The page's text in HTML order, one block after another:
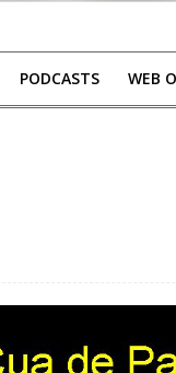
PODCASTS WEB